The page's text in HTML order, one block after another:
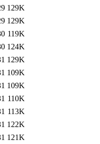
129K
129K
119K
124K
129K
109K
109K
110K
113K
122K
121K